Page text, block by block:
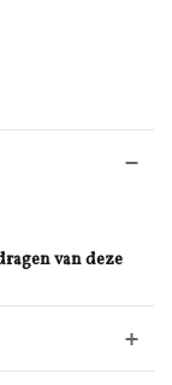
van deze